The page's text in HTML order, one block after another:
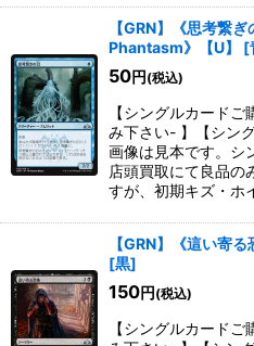
【GRN】《思考繋
Phantasm》【U】
[
50円 (税込)
【シングルカード
み下さい- 】【シン
画像は見本です。シ
店頭買取にて良品の
すが、初期キズ・ホ
【GRN】《這い寄
[黒]
150円 (税込)
【シングルカード